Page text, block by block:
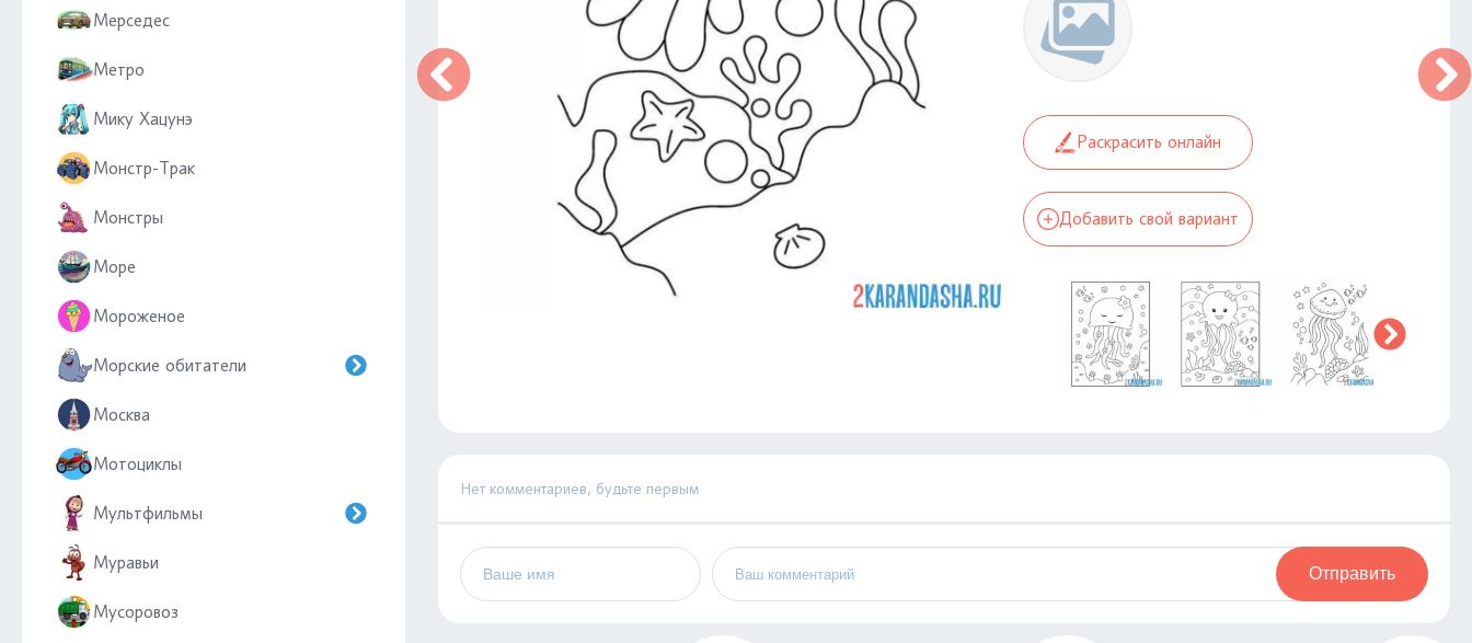
Мерседес
Метро
Мику Хацунэ
Монстр-Трак
Монстры
Море
Мороженое
Морские обитатели
Москва
Мотоциклы
Мультфильмы
Муравьи
Мусоровоз
Раскрасить онлайн
Добавить свой вариант
Нет комментариев, будьте первым
Отправить